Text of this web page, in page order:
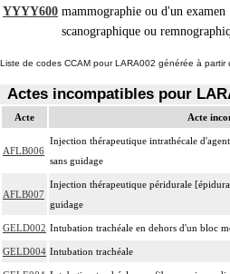
YYYY600 mammographie ou d'un examen
scanographique ou
Liste de codes CCAM pour LARA002 générée à partir
Actes incompatibles pour
Acte Acte
AFLB006
Injection thérapeutique intrathécale
sans guidage
AFLB007
Injection thérapeutique péridurale
guidage
GELD002 Intubation trachéale en dehors d'un bloc
GELD004 Intubation trachéale